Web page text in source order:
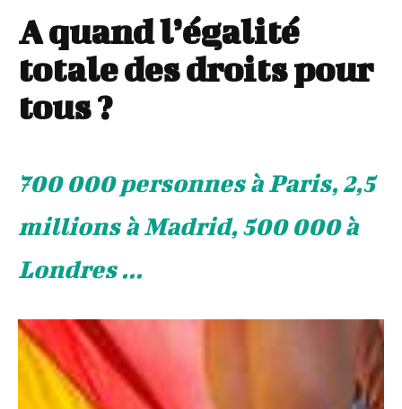
A quand l’égalité
totale des droits pour
tous ?
700 000 personnes à Paris, 2,5
millions à Madrid, 500 000 à
Londres ...